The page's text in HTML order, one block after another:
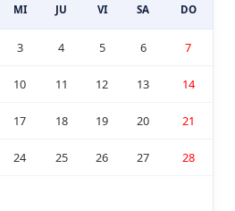
MI JU VI SA DO
3 4 5 6 7
10 11 12 13 14
17 18 19 20 21
24 25 26 27 28